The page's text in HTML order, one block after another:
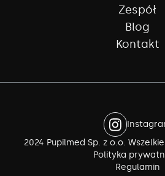
Zespół
Blog
Kontakt
2024 Pupilmed Sp. z o.o.
Polityka
Regulamin